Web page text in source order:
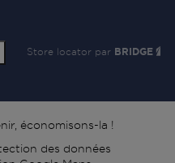
Store locator par BRIDGE
économisons-la !
des données